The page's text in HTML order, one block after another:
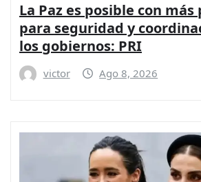
La Paz es posible con
para seguridad y
los gobiernos: PRI
victor Ago 8, 2026